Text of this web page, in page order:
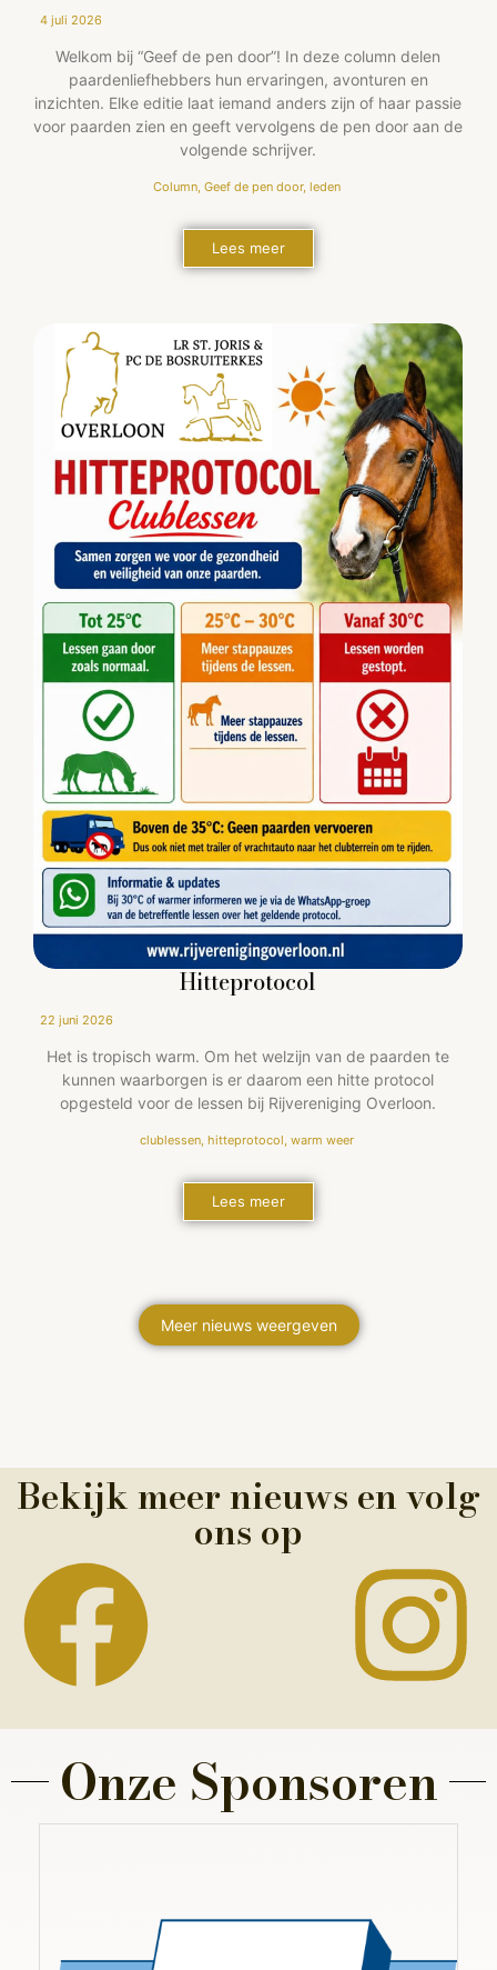
4 juli 2026
Welkom bij “Geef de pen door”! In deze column delen
paardenliefhebbers hun ervaringen, avonturen en
inzichten. Elke editie laat iemand anders zijn of haar passie
voor paarden zien en geeft vervolgens de pen door aan de
volgende schrijver.
Column, Geef de pen door, leden
Lees meer
Hitteprotocol
22 juni 2026
Het is tropisch warm. Om het welzijn van de paarden te
kunnen waarborgen is er daarom een hitte protocol
opgesteld voor de lessen bij Rijvereniging Overloon.
clublessen, hitteprotocol, warm weer
Lees meer
Meer nieuws weergeven
Bekijk meer nieuws en volg
ons op
Onze Sponsoren